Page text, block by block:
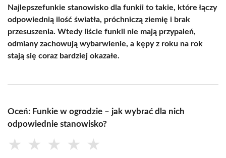
Najlepszefunkie stanowisko dla funkii to takie, które łączy
odpowiednią ilość światła, próchniczą ziemię i brak
przesuszenia. Wtedy liście funkii nie mają przypaleń,
odmiany zachowują wybarwienie, a kępy z roku na rok
stają się coraz bardziej okazałe.
Oceń: Funkie w ogrodzie – jak wybrać dla nich
odpowiednie stanowisko?
★ ★ ★ ★ ★